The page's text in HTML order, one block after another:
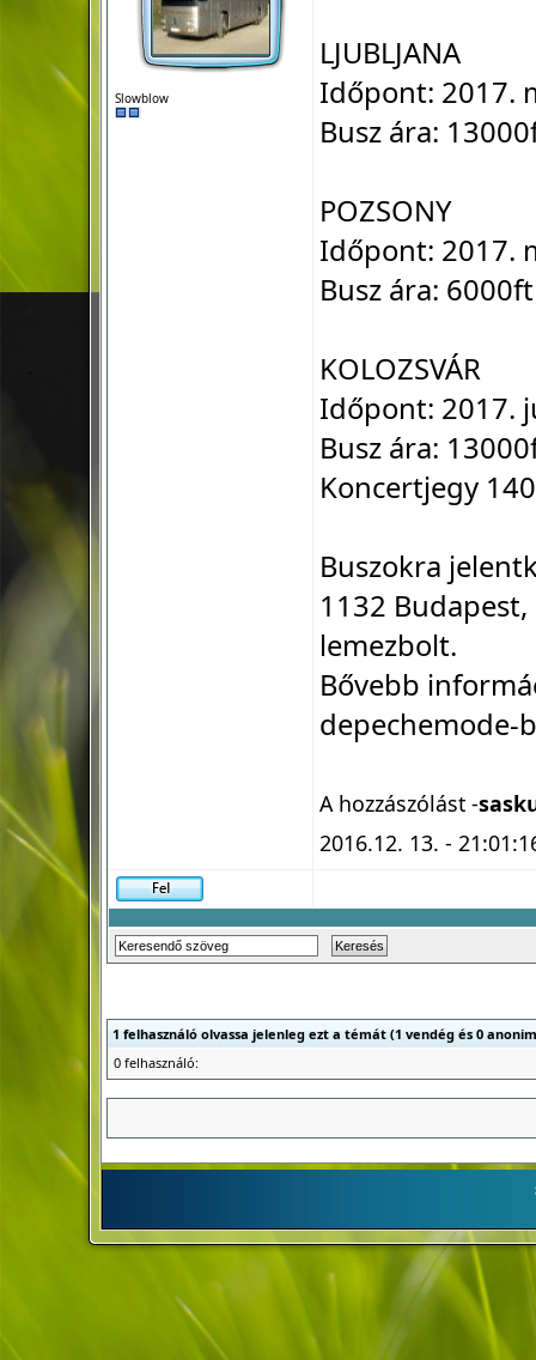
Slowblow
LJUBLJANA
Időpont: 2017.
Busz ára:
POZSONY
Időpont: 2017.
Busz ára: 6000ft
KOLOZSVÁR
Időpont: 2017.
Busz ára:
Koncertjegy
Buszokra
1132
lemezbolt.
Bővebb
depechemode-
A hozzászólást -
2016.12. 13. -
1 felhasználó olvassa jelenleg ezt a témát (1 vendég és 0
0 felhasználó: